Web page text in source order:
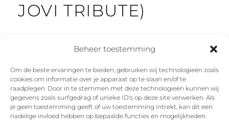
Beheer toestemming
Om de beste ervaringen te bieden, gebruiken wij technologieën zoals
cookies om informatie over je apparaat op te slaan en/of te
raadplegen. Door in te stemmen met deze technologieën kunnen wij
gegevens zoals surfgedrag of unieke ID's op deze site verwerken. Als
je geen toestemming geeft of uw toestemming intrekt, kan dit een
nadelige invloed hebben op bepaalde functies en mogelijkheden.
JOVI TRIBUTE)
Facebook
Instagram
Twitter
YouTube